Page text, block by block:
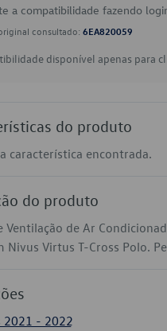
a compatibilidade fazendo
consultado: 6EA820059
disponível apenas para
do produto
característica encontrada.
do produto
Ventilação de Ar
Nivus Virtus T-Cross Polo.
2021 - 2022